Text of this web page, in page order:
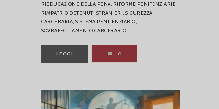
RIEDUCAZIONE DELLA PENA, RIFORME PENITENZIARIE,
RIMPATRIO DETENUTI STRANIERI, SICUREZZA
CARCERARIA, SISTEMA PENITENZIARIO,
SOVRAFFOLLAMENTO CARCERARIO
LEGGI 0